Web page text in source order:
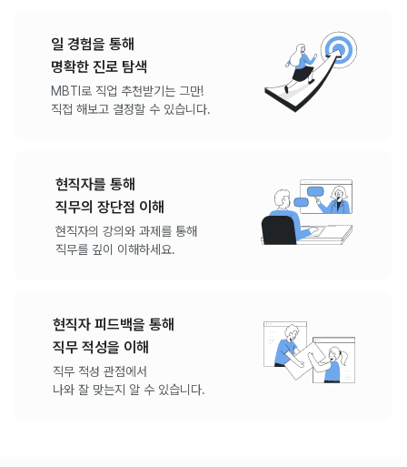
일 경험을 통해
명확한 진로 탐색
MBTI로 직업 추천받기는 그만!
직접 해보고 결정할 수 있습니다.
현직자를 통해
직무의 장단점 이해
현직자의 강의와 과제를 통해
직무를 깊이 이해하세요.
현직자 피드백을 통해
직무 적성을 이해
직무 적성 관점에서
나와 잘 맞는지 알 수 있습니다.